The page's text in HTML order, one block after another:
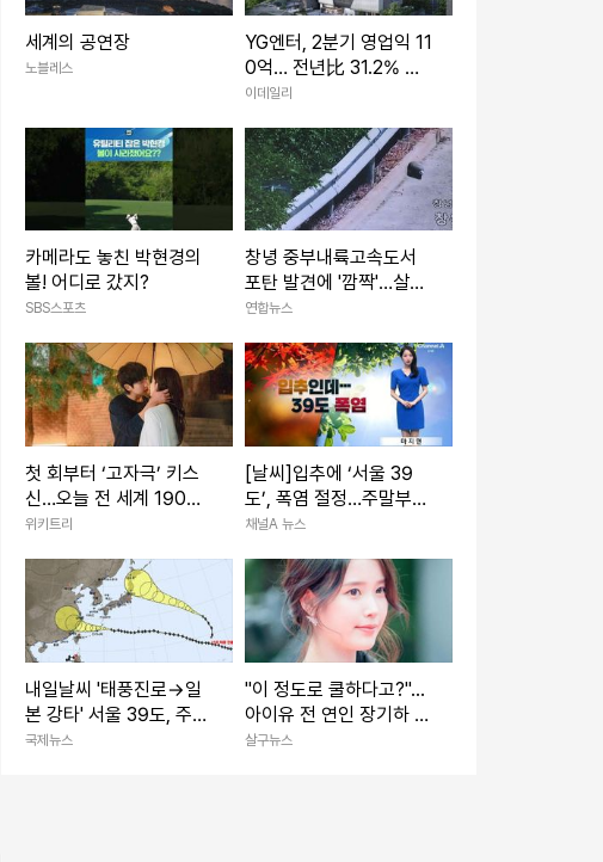
세계의 공연장
노블레스
YG엔터, 2분기 영업익 11
0억… 전년比 31.2% 증
가
이데일리
카메라도 놓친 박현경의
볼! 어디로 갔지?
SBS스포츠
창녕 중부내륙고속도서
포탄 발견에 '깜짝'…살상
력없는 모의탄(종합)
연합뉴스
첫 회부터 ‘고자극’ 키스
신…오늘 전 세계 190여
개국에 풀리는 ‘한국 드라
위키트리
[날씨]입추에 ‘서울 39
도’, 폭염 절정…주말부터
다소 누그러져
채널A 뉴스
내일날씨 '태풍진로→일
본 강타' 서울 39도, 주말
엔 비소식
국제뉴스
"이 정도로 쿨하다고?"...
아이유 전 연인 장기하 노
래 BGM 선택해 난리 난
살구뉴스